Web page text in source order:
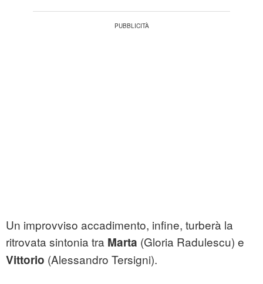
Un improvviso accadimento, infine, turberà la
ritrovata sintonia tra Marta (Gloria Radulescu) e
Vittorio (Alessandro Tersigni).